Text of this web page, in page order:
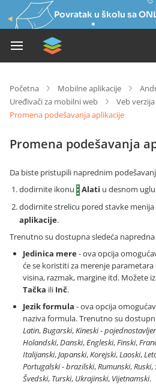
Povratak u školu sa
Početna Mobilne aplikacije
Uređivači za mobilni web
Veb
Promena podešavanja aplikacije
Promena podešavanja
Da biste pristupili naprednim
dodirnite ikonu
Alati u desnom
dodirnite strelicu pored stavke menija
aplikacije.
Trenutno su dostupna sledeća
Jedinica mere- ova opcija
će se koristiti za merenje
visina, razmak, margine itd. Možete
Tačka ili Inč.
Jezik formula - ova opcija
naziva formula. Trenutno su
Latin,Bugarski,Kineski -
Holandski,Danski,Engleski,Finski,
Italijanski,Japanski,Korejski,Laoski,
Portugalski - brazilski,Rumunski,Ruski,
Švedski, Turski, Ukrajinski, Vijetnamski.